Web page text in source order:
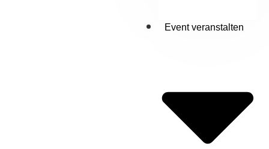
Event veranstalten